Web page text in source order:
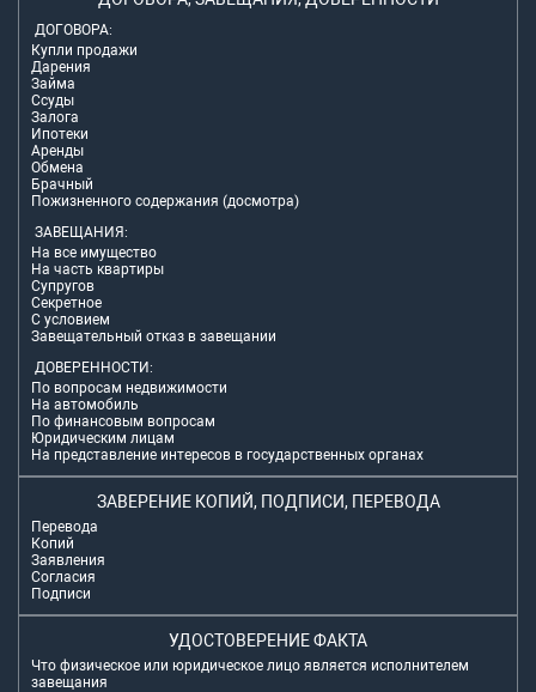
ДОГОВОРА:
Купли продажи
Дарения
Займа
Ссуды
Залога
Ипотеки
Аренды
Обмена
Брачный
Пожизненного содержания (досмотра)
ЗАВЕЩАНИЯ:
На все имущество
На часть квартиры
Супругов
Секретное
С условием
Завещательный отказ в завещании
ДОВЕРЕННОСТИ:
По вопросам недвижимости
На автомобиль
По финансовым вопросам
Юридическим лицам
На представление интересов в государственных органах
ЗАВЕРЕНИЕ КОПИЙ, ПОДПИСИ, ПЕРЕВОДА
Перевода
Копий
Заявления
Согласия
Подписи
УДОСТОВЕРЕНИЕ ФАКТА
Что физическое или юридическое лицо является исполнителем
завещания